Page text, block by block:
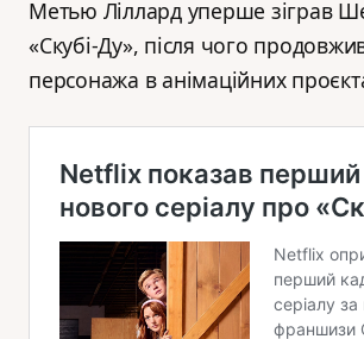
Метью Ліллард уперше зіграв
«Скубі-Ду», після чого
персонажа в анімаційних